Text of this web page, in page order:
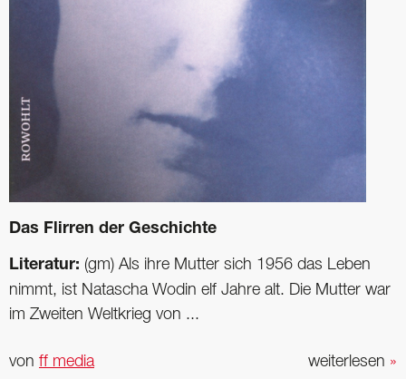
Das Flirren der Geschichte
Literatur: (gm) Als ihre Mutter sich 1956 das Leben
nimmt, ist Natascha Wodin elf Jahre alt. Die Mutter war
im Zweiten Weltkrieg von ...
weiterlesen »
von ff media